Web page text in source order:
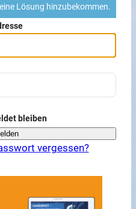
Lösung hinzubekommen.
bleiben
vergessen?